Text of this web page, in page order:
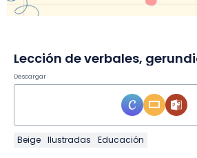
Descargar
Beige Ilustradas Educación